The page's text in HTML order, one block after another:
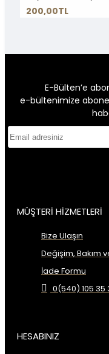
200,00TL
E-Bülten’e
e-bültenimize abone
MÜŞTERİ HİZMETLERİ
Bize Ulaşın
Değişim, Bakım
İade Formu
0(540) 105 35
HESABINIZ